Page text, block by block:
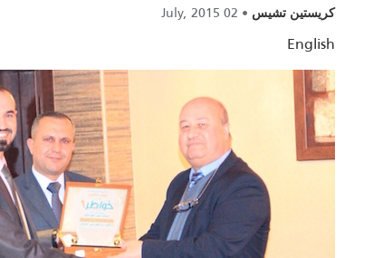
كريستين تشيس •
02 July, 2015
English